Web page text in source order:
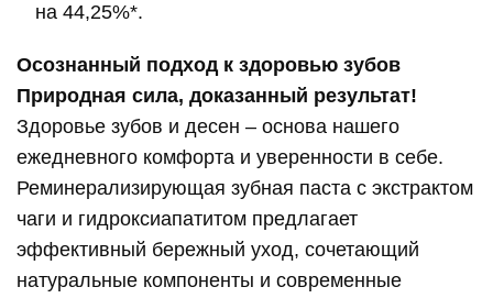
на 44,25%*.
Осознанный подход к здоровью зубов
Природная сила, доказанный результат!
Здоровье зубов и десен – основа нашего
ежедневного комфорта и уверенности в себе.
Реминерализирующая зубная паста с экстрактом
чаги и гидроксиапатитом предлагает
эффективный бережный уход, сочетающий
натуральные компоненты и современные